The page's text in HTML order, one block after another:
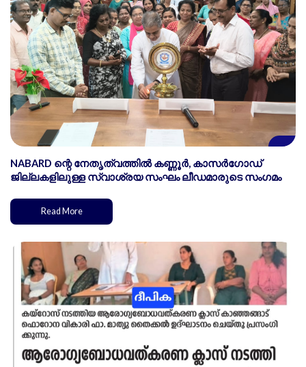
NABARD ന്റെ നേതൃത്വത്തിൽ കണ്ണൂർ, കാസർഗോഡ്
ജില്ലകളിലുള്ള സ്വാശ്രയ സംഘം ലീഡമാരുടെ സംഗമം
Read More